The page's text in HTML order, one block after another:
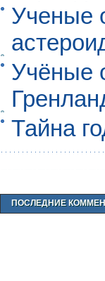
Ученые
Учёные
Тайна
ПОСЛЕДНИЕ